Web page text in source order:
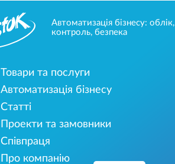
Автоматизація бізнесу: облік,
контроль, безпека
Товари та послуги
Автоматизація бізнесу
Статті
Проекти та замовники
Співпраця
Про компанію